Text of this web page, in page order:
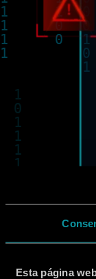
Esta página
Descarga